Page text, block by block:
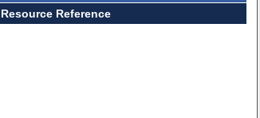
Resource Reference